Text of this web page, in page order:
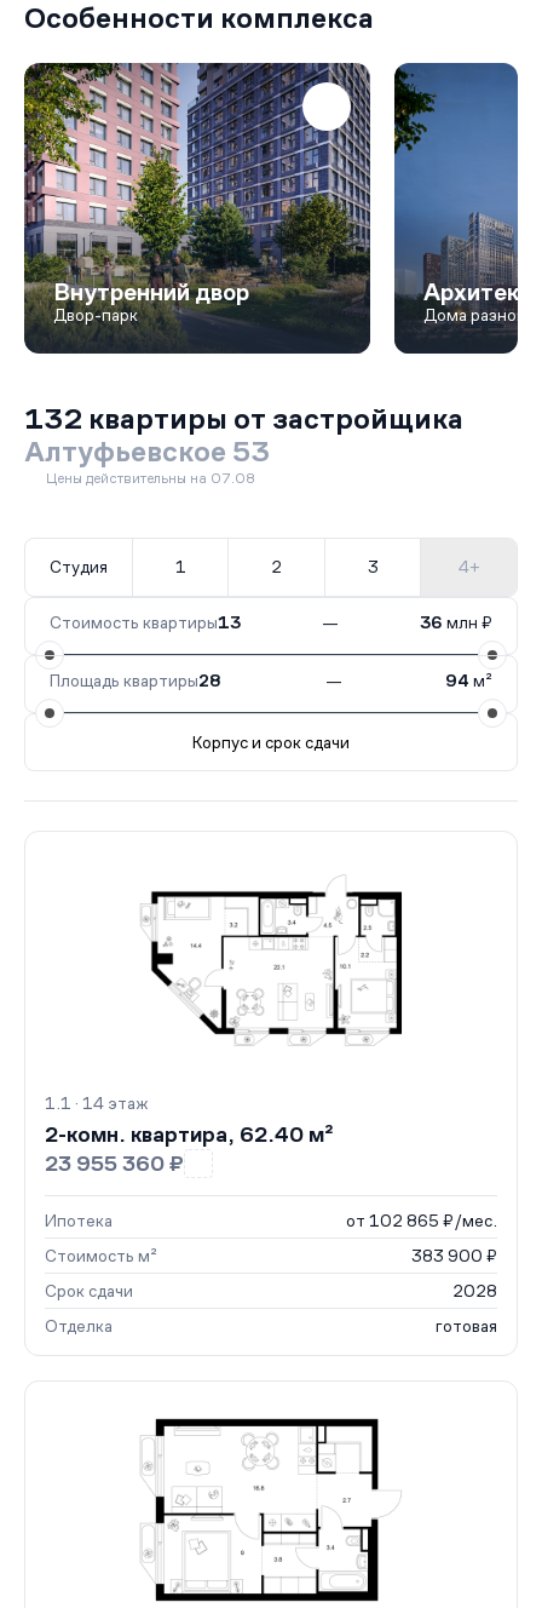
Особенности комплекса
Внутренний двор
Двор-парк Дома разной
132 квартиры от застройщика
Алтуфьевское 53
Цены действительны на 07.08
Студия 1 2 3 4+
Стоимость квартиры13 — 36 млн ₽
Площадь квартиры28 — 94 м²
Корпус и срок сдачи
1.1132 кв.IV кв. 2028
1.1 · 14 этаж
2-комн. квартира, 62.40 м²
23 955 360 ₽
Ипотека
от 102 865 ₽/мес.
Стоимость м²
383 900 ₽
Срок сдачи
2028
Отделка
готовая